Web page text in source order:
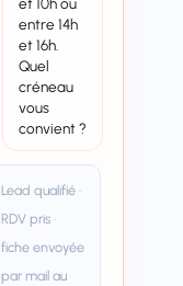
entre 14h
et 16h.
Quel
créneau
vous
convient ?
Lead qualifié ·
RDV pris ·
fiche envoyée
par mail au